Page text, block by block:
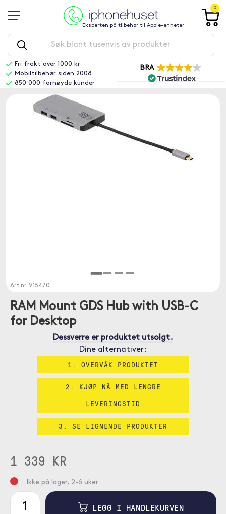
Eksperten på tilbehør til Apple-enheter
0
Fri frakt over 1000 kr
Mobiltilbehør siden 2008
850 000 fornøyde kunder
BRA
Art.nr. V15470
RAM Mount GDS Hub with USB-C
for Desktop
Dessverre er produktet utsolgt.
Dine alternativer:
1. OVERVÅK PRODUKTET
2. KJØP NÅ MED LENGRE
LEVERINGSTID
3. SE LIGNENDE PRODUKTER
1 339 KR
Ikke på lager, 2-6 uker
LEGG I HANDLEKURVEN